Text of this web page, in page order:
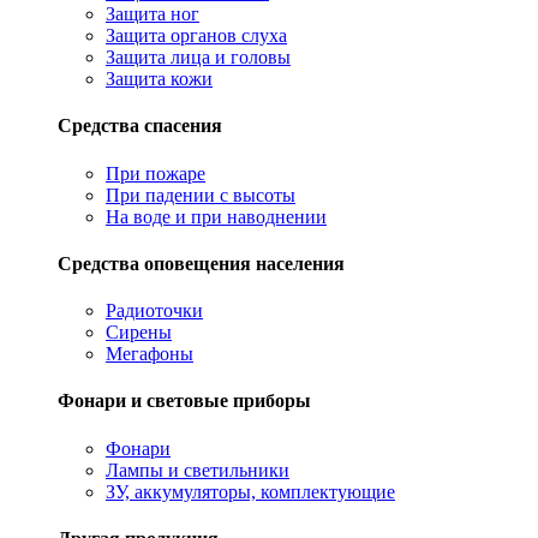
Защита ног
Защита органов слуха
Защита лица и головы
Защита кожи
Средства спасения
При пожаре
При падении с высоты
На воде и при наводнении
Средства оповещения населения
Радиоточки
Сирены
Мегафоны
Фонари и световые приборы
Фонари
Лампы и светильники
ЗУ, аккумуляторы, комплектующие